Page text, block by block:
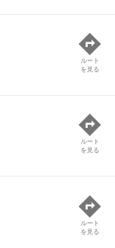
ルート
を見る
ルート
を見る
ルート
を見る